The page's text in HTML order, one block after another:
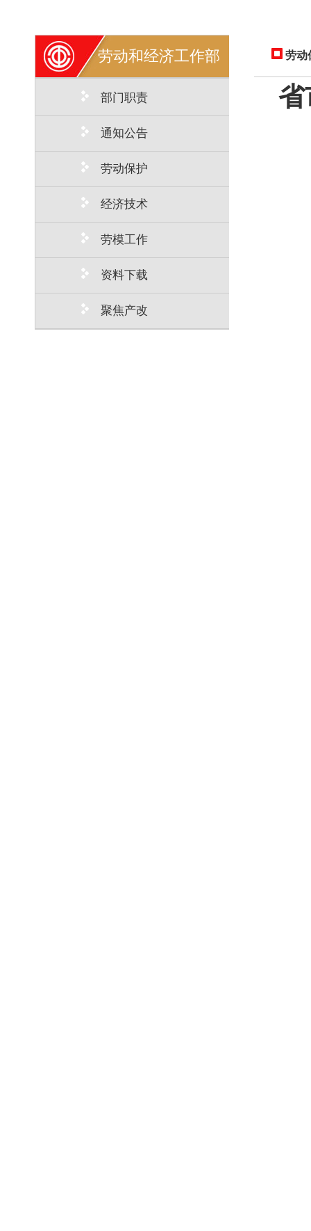
劳动和经济工作部
部门职责
通知公告
劳动保护
经济技术
劳模工作
资料下载
聚焦产改
劳动
省